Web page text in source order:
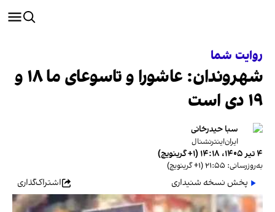
روایت شما
شهروندان: عاشورا و تاسوعای ما ۱۸ و
۱۹ دی‌ است
سبا حیدرخانی
ایران‌اینترنشنال
۴ تیر ۱۴۰۵، ۱۴:۱۸ (‎+۱ گرینویچ)
به‌روزرسانی: ۲۱:۵۵ (‎+۱ گرینویچ)
پخش نسخه شنیداری اشتراک‌گذاری